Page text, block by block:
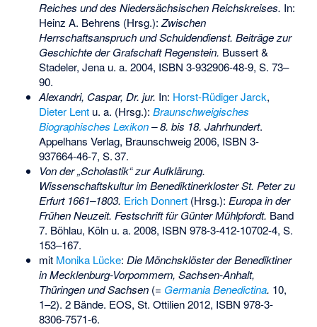
Reiches und des Niedersächsischen Reichskreises. In:
Heinz A. Behrens (Hrsg.): Zwischen
Herrschaftsanspruch und Schuldendienst. Beiträge zur
Geschichte der Grafschaft Regenstein. Bussert &
Stadeler, Jena u. a. 2004, ISBN 3-932906-48-9, S. 73–
90.
Alexandri, Caspar, Dr. jur. In: Horst-Rüdiger Jarck,
Dieter Lentu. a. (Hrsg.): Braunschweigisches
Biographisches Lexikon– 8. bis 18. Jahrhundert.
Appelhans Verlag, Braunschweig 2006, ISBN 3-
937664-46-7, S.37.
Von der „Scholastik“ zur Aufklärung.
Wissenschaftskultur im Benediktinerkloster St. Peter zu
Erfurt 1661–1803. Erich Donnert(Hrsg.): Europa in der
Frühen Neuzeit. Festschrift für Günter Mühlpfordt. Band
7. Böhlau, Köln u. a. 2008, ISBN 978-3-412-10702-4, S.
153–167.
mit Monika Lücke: Die Mönchsklöster der Benediktiner
in Mecklenburg-Vorpommern, Sachsen-Anhalt,
Thüringen und Sachsen(= Germania Benedictina. 10,
1–2). 2 Bände. EOS, St. Ottilien 2012, ISBN 978-3-
8306-7571-6.